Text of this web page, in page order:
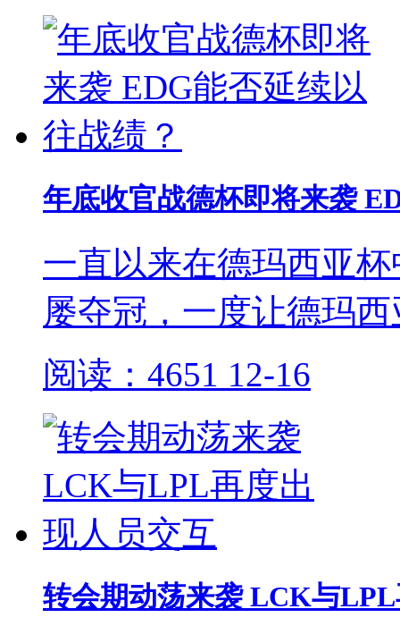
年底收官战德杯即将来袭
一直以来在德玛西亚
屡夺冠，一度让德玛
阅读：4651 12-16
转会期动荡来袭 LCK与